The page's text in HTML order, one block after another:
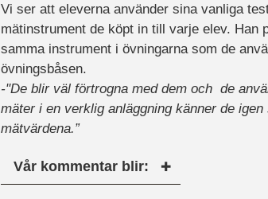
Vi ser att eleverna använder sina vanliga
mätinstrument de köpt in till varje elev. Han
samma instrument i övningarna som de
övningsbåsen.
-"De blir väl förtrogna med dem och de
mäter i en verklig anläggning känner de
mätvärdena.”
Vår kommentar blir: